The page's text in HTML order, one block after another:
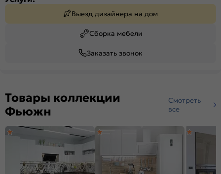
Выезд дизайнера на дом
Сборка мебели
Заказать звонок
Товары коллекции
Фьюжн
Смотреть
все